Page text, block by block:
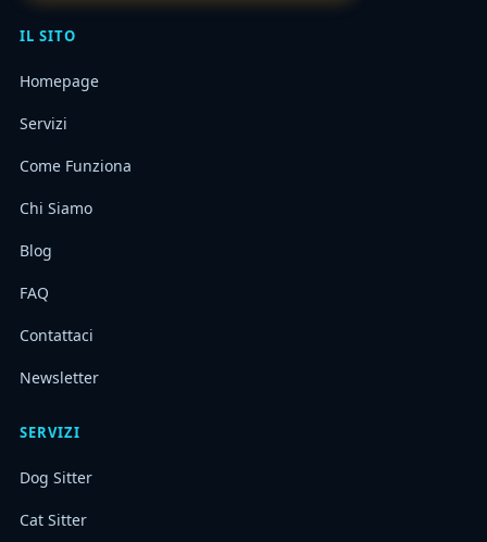
IL SITO
Homepage
Servizi
Come Funziona
Chi Siamo
Blog
FAQ
Contattaci
Newsletter
SERVIZI
Dog Sitter
Cat Sitter